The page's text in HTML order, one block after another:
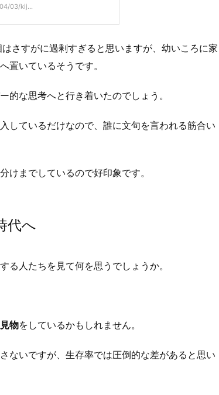
03/kij...
さすがに過剰すぎると思いますが、幼いころに家
置いているそうです。
的な思考へと行き着いたのでしょう。
しているだけなので、誰に文句を言われる筋合い
けまでしているので好印象です。
代へ
る人たちを見て何を思うでしょうか。
物をしているかもしれません。
ないですが、生存率では圧倒的な差があると思い